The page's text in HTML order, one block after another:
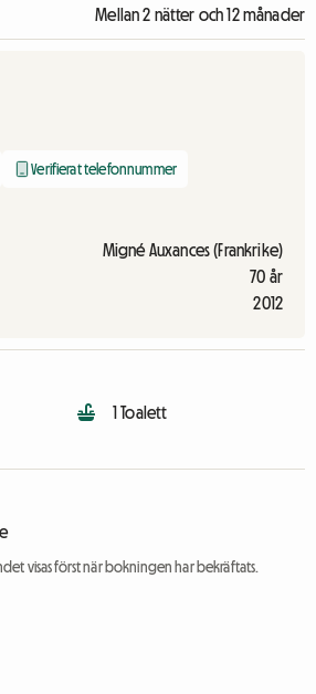
Mellan 2 nätter och 12 månader
Verifierat telefonnummer
Migné Auxances (Frankrike)
70 år
2012
1 Toalett
visas först när bokningen har bekräftats.